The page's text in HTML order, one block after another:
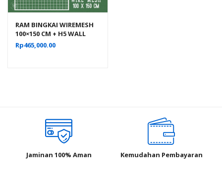
RAM BINGKAI WIREMESH
100×150 CM + H5 WALL
PUTIH | Rak Dinding
Gantung Mundo Toko
Rp465,000.00
Jaminan 100% Aman Kemudahan Pembayaran